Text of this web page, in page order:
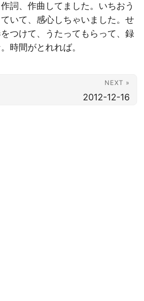
詞、作曲してました。いちおう
いて、感心しちゃいました。せ
つけて、うたってもらって、録
時間がとれれば。
NEXT »
2012-12-16